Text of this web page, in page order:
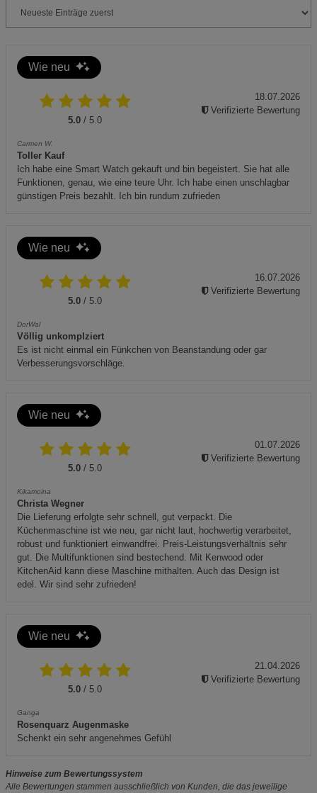
Zusätzliche Hinweise:
Das Armband ist aus 100 % Polyester und dient als
Umweltgerechte Entsorgung: Batterien und das Produkt
entsorgen.
Wie neu
5.0 / 5.0
Carmen W.
Toller Kauf
Ich habe eine Smart Watch gekauft und bin begeistert. Sie hat alle
Funktionen, genau, wie eine teure Uhr. Ich habe einen unschlagbar
günstigen Preis bezahlt. Ich bin rundum zufrieden
18.07.2026
Verifizierte Bewertung
Wie neu
5.0 / 5.0
DorWal
Völlig unkomplziert
Es ist nicht einmal ein Fünkchen von Beanstandung oder gar
Verbesserungsvorschläge.
16.07.2026
Verifizierte Bewertung
Wie neu
5.0 / 5.0
Kikamoina
Christa Wegner
Die Lieferung erfolgte sehr schnell, gut verpackt. Die
Küchenmaschine ist wie neu, gar nicht laut, hochwertig verarbeitet,
robust und funktioniert einwandfrei. Preis-Leistungsverhältnis sehr
gut. Die Multifunktionen sind bestechend. Mit Kenwood oder
KitchenAid kann diese Maschine mithalten. Auch das Design ist
edel. Wir sind sehr zufrieden!
01.07.2026
Verifizierte Bewertung
Wie neu
5.0 / 5.0
Ganga
Rosenquarz Augenmaske
Schenkt ein sehr angenehmes Gefühl
21.04.2026
Verifizierte Bewertung
Hinweise zum Bewertungssystem
Alle Bewertungen stammen ausschließlich von Kunden, die das jeweilige
Beschreibung Marketing Cookies